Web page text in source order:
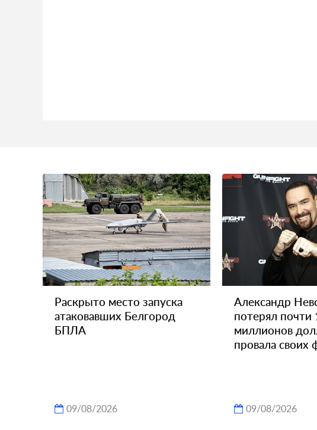
Раскрыто место запуска
атаковавших Белгород
БПЛА
09/08/2026
Александр
потерял почти
миллионов
провала своих
09/08/2026